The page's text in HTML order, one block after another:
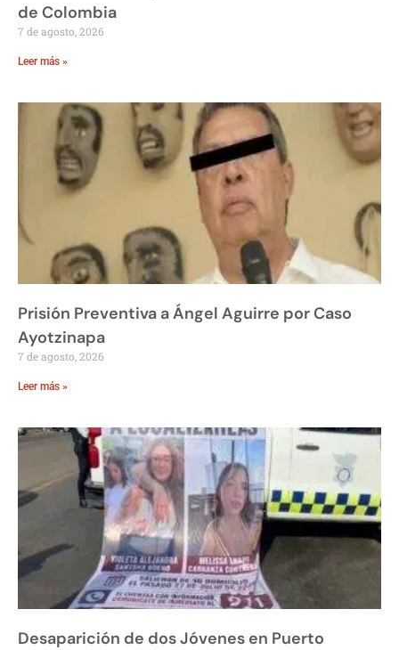
de Colombia
7 de agosto, 2026
Leer más »
Prisión Preventiva a Ángel Aguirre por Caso
Ayotzinapa
7 de agosto, 2026
Leer más »
Desaparición de dos Jóvenes en Puerto